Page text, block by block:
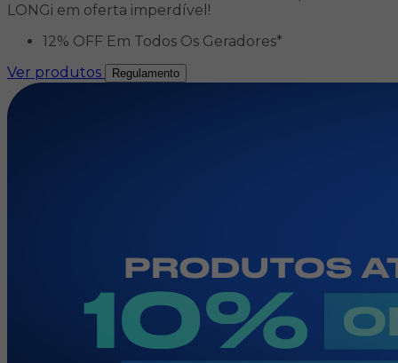
LONGi em oferta imperdível!
12% OFF Em Todos Os Geradores*
Ver produtos
Regulamento